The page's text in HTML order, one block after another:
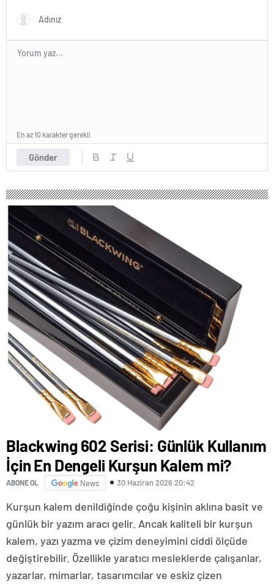
Gönder
En az 10 karakter gerekli
Blackwing 602 Serisi: Günlük Kullanım
İçin En Dengeli Kurşun Kalem mi?
ABONE OL News 30 Haziran 2026 20:42
Kurşun kalem denildiğinde çoğu kişinin aklına basit ve
günlük bir yazım aracı gelir. Ancak kaliteli bir kurşun
kalem, yazı yazma ve çizim deneyimini ciddi ölçüde
değiştirebilir. Özellikle yaratıcı mesleklerde çalışanlar,
yazarlar, mimarlar, tasarımcılar ve eskiz çizen